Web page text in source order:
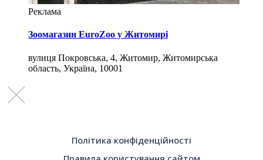
Реклама
Зоомагазин EuroZoo у Житомирі
вулиця Покровська, 4, Житомир, Житомирська
область, Україна, 10001
Політика конфіденційності